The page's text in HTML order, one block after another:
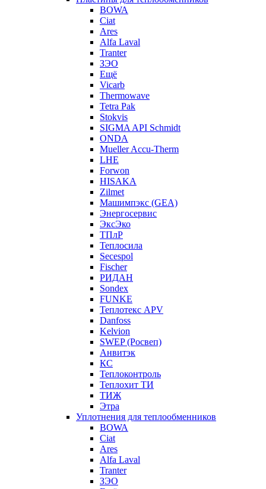
BOWA
Ciat
Ares
Alfa Laval
Tranter
ЗЭО
Ещё
Vicarb
Thermowave
Tetra Pak
Stokvis
SIGMA API Schmidt
ONDA
Mueller Accu-Therm
LHE
Forwon
HISAKA
Zilmet
Машимпэкс (GEA)
Энергосервис
ЭксЭко
ТПлР
Теплосила
Secespol
Fischer
РИДАН
Sondex
FUNKE
Теплотекс APV
Danfoss
Kelvion
SWEP (Росвеп)
Анвитэк
КС
Теплоконтроль
Теплохит ТИ
ТИЖ
Этра
Уплотнения для теплообменников
BOWA
Ciat
Ares
Alfa Laval
Tranter
ЗЭО